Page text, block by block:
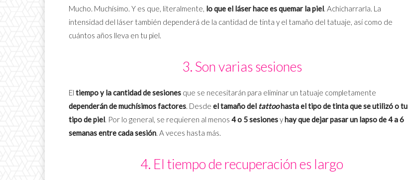
Mucho. Muchísimo. Y es que, literalmente, lo que el láser hace es quemar la piel. Achicharrarla. La
intensidad del láser también dependerá de la cantidad de tinta y el tamaño del tatuaje, así como de
cuántos años lleva en tu piel.
3. Son varias sesiones
El tiempo y la cantidad de sesiones que se necesitarán para eliminar un tatuaje completamente
dependerán de muchísimos factores. Desde el tamaño del tattoohasta el tipo de tinta que se utilizó o tu
tipo de piel. Por lo general, se requieren al menos 4 o 5 sesionesyhay que dejar pasar un lapso de 4 a 6
semanas entre cada sesión. A veces hasta más.
4. El tiempo de recuperación es largo